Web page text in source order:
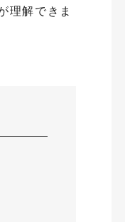
理解できま